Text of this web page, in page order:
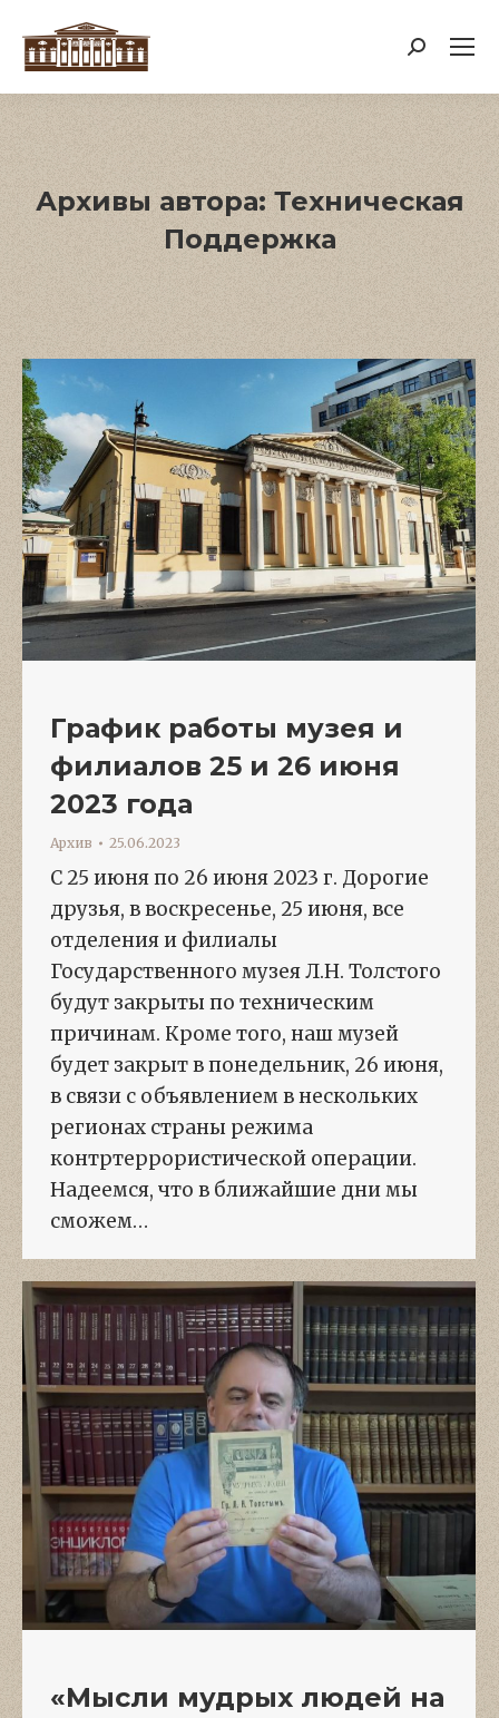
Поиск:
Архивы автора: Техническая
Поддержка
График работы музея и
филиалов 25 и 26 июня
2023 года
Архив 25.06.2023
С 25 июня по 26 июня 2023 г. Дорогие
друзья, в воскресенье, 25 июня, все
отделения и филиалы
Государственного музея Л.Н. Толстого
будут закрыты по техническим
причинам. Кроме того, наш музей
будет закрыт в понедельник, 26 июня,
в связи с объявлением в нескольких
регионах страны режима
контртеррористической операции.
Надеемся, что в ближайшие дни мы
сможем…
«Мысли мудрых людей на